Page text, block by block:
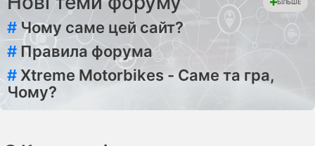
БІЛЬШЕ
# Чому саме цей сайт?
# Правила форума
# Xtreme Motorbikes - Саме та гра,
Чому?